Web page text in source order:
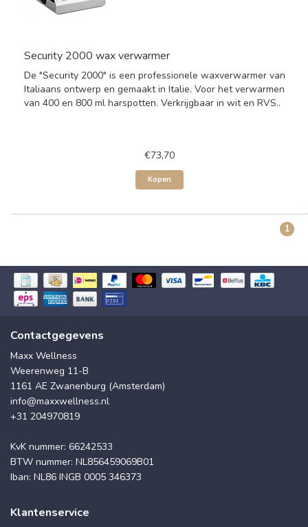
Security 2000 wax verwarmer
De "Security 2000" is een professionele waxverwarmer van
Italiaans ontwerp en gemaakt in Italie. Voor het verwarmen
van 400 en 800 ml harspotten. Verkrijgbaar in wit en RVS..
€73,70
Kopen
1
Contactgegevens
Maxx Wellness
Weerenweg 11-B
1161 AE Zwanenburg (Amsterdam)
info@maxxwellness.nl
+31 204970819
KvK nummer: 66242533
BTW nummer: NL856459069B01
Iban: NL86 INGB 0005 346373
Klantenservice